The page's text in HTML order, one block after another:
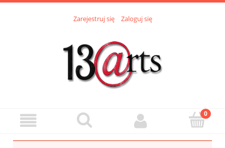
Zarejestruj się Zaloguj się